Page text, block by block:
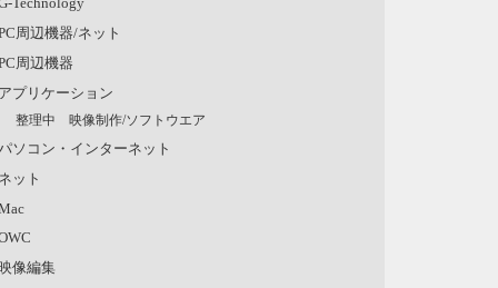
周辺機器/ネット
周辺機器
プリケーション
整理中 映像制作/ソフトウエア
ソコン・インターネット
ット
像編集